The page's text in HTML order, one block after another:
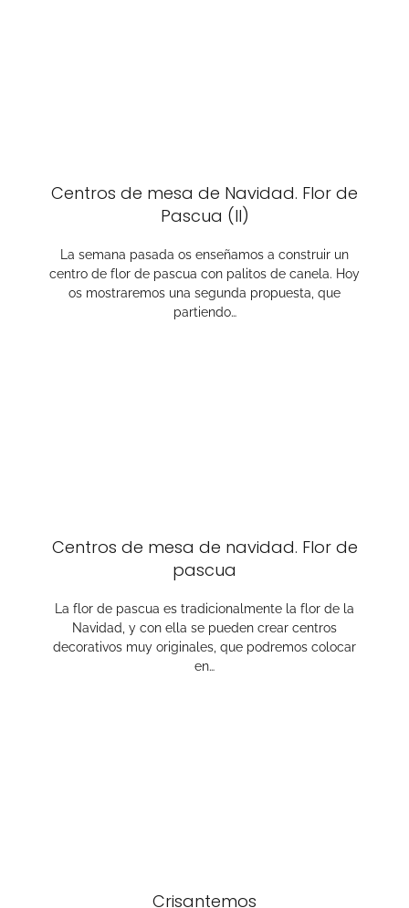
Centros de mesa de Navidad. Flor de
Pascua (II)
La semana pasada os enseñamos a construir un
centro de flor de pascua con palitos de canela. Hoy
os mostraremos una segunda propuesta, que
partiendo…
Centros de mesa de navidad. Flor de
pascua
La flor de pascua es tradicionalmente la flor de la
Navidad, y con ella se pueden crear centros
decorativos muy originales, que podremos colocar
en…
Crisantemos